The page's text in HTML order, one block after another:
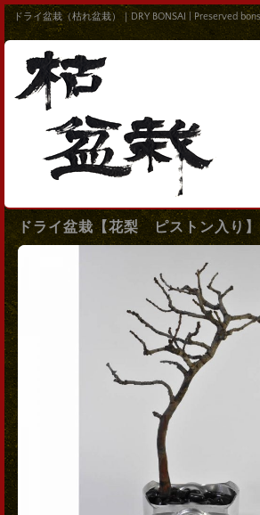
ドライ盆栽（枯れ盆栽）｜DRY BONSAI | Preserved
ドライ盆栽【花梨 ピストン入り】